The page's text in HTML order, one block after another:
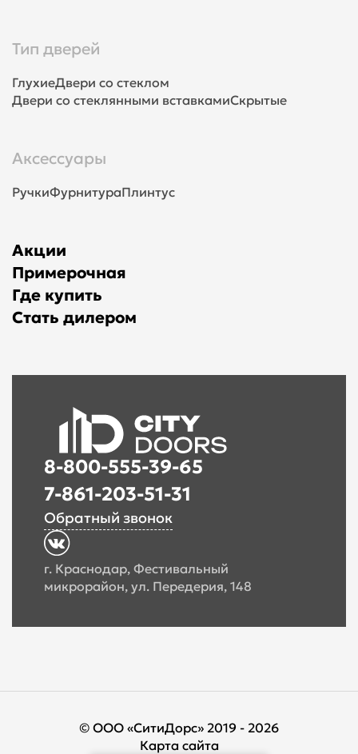
Тип дверей
ГлухиеДвери со стеклом
Двери со стеклянными вставкамиСкрытые
Аксессуары
РучкиФурнитураПлинтус
Акции
Примерочная
Где купить
Стать дилером
8-800-555-39-65
7-861-203-51-31
Обратный звонок
г. Краснодар, Фестивальный
микрорайон, ул. Передерия, 148
© ООО «СитиДорс» 2019 - 2026
Карта сайта